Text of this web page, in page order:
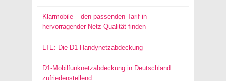
Klarmobile – den passenden Tarif in
hervorragender Netz-Qualität finden
LTE: Die D1-Handynetzabdeckung
D1-Mobilfunknetzabdeckung in Deutschland
zufriedenstellend